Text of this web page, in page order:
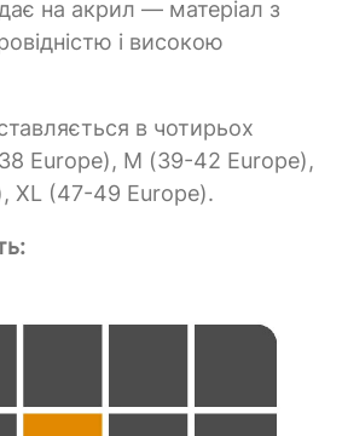
на акрил — матеріал з
і високою
в чотирьох
Europe), M (39-42 Europe),
XL (47-49 Europe).